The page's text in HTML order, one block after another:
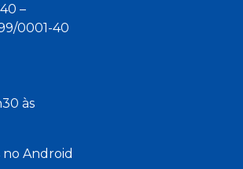
–
0001-40
às
no Android